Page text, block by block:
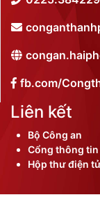
fb.com/
Liên kết
Bộ Công an
Cổng thông
Hộp thư điện